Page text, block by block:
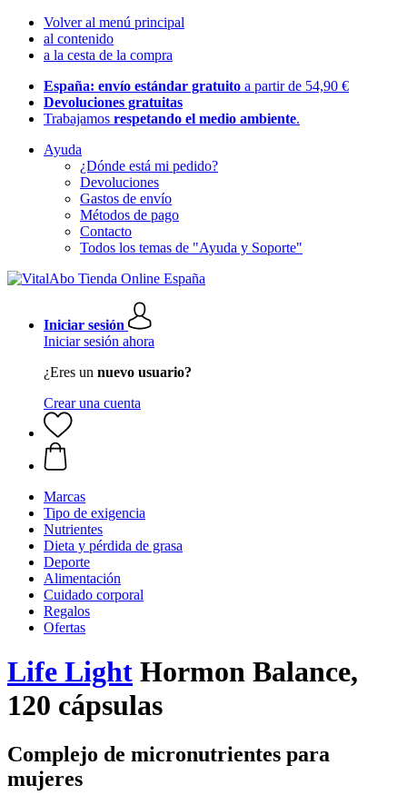
Volver al menú principal
al contenido
a la cesta de la compra
España: envío estándar gratuito a partir de 54,90 €
Devoluciones gratuitas
Trabajamos respetando el medio ambiente.
Ayuda
¿Dónde está mi pedido?
Devoluciones
Gastos de envío
Métodos de pago
Contacto
Todos los temas de "Ayuda y Soporte"
Iniciar sesión
Iniciar sesión ahora
¿Eres un nuevo usuario?
Crear una cuenta
Marcas
Tipo de exigencia
Nutrientes
Dieta y pérdida de grasa
Deporte
Alimentación
Cuidado corporal
Regalos
Ofertas
Life Light Hormon Balance,
120 cápsulas
Complejo de micronutrientes para
mujeres